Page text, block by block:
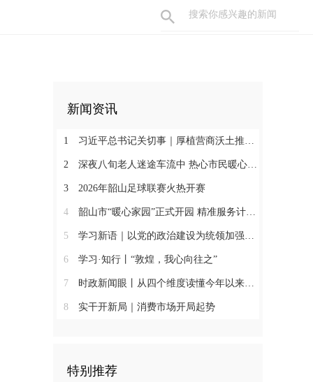
新闻资讯
1 习近平总书记关切事｜厚植营商沃土推动东北全面振兴
2 深夜八旬老人迷途车流中 热心市民暖心护送助其平安归家
3 2026年韶山足球联赛火热开赛
4 韶山市“暖心家园”正式开园 精准服务计生特殊家庭
5 学习新语｜以党的政治建设为统领加强党的各方面建设
6 学习·知行丨“敦煌，我心向往之”
7 时政新闻眼丨从四个维度读懂今年以来中国元首外交
8 实干开新局｜消费市场开局起势
特别推荐